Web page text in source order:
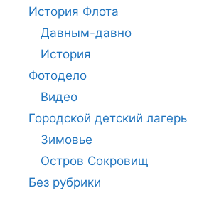
История Флота
Давным-давно
История
Фотодело
Видео
Городской детский лагерь
Зимовье
Остров Сокровищ
Без рубрики